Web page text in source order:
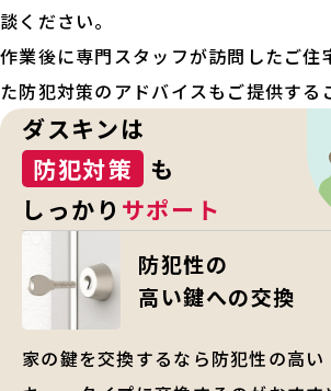
談ください。
作業後に専門スタッフが訪問したご住
た防犯対策のアドバイスもご提供する
ダスキンは
防犯対策
も
しっかり サポート
防犯性の
高い鍵への交換
家の鍵を交換するなら防犯性の高い